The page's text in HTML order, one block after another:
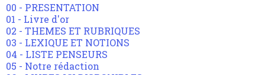
00 - PRESENTATION
01 - Livre d'or
02 - THEMES ET RUBRIQUES
03 - LEXIQUE ET NOTIONS
04 - LISTE PENSEURS
05 - Notre rédaction